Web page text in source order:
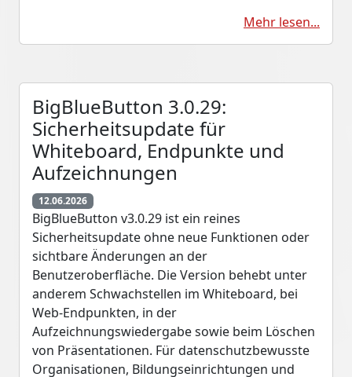
Mehr lesen...
BigBlueButton 3.0.29:
Sicherheitsupdate für
Whiteboard, Endpunkte und
Aufzeichnungen
12.06.2026
BigBlueButton v3.0.29 ist ein reines
Sicherheitsupdate ohne neue Funktionen oder
sichtbare Änderungen an der
Benutzeroberfläche. Die Version behebt unter
anderem Schwachstellen im Whiteboard, bei
Web-Endpunkten, in der
Aufzeichnungswiedergabe sowie beim Löschen
von Präsentationen. Für datenschutzbewusste
Organisationen, Bildungseinrichtungen und